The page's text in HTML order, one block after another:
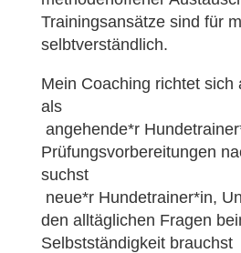
Trainingsansätze sind für
selbtverständlich.
Mein Coaching richtet sich
als
angehende*r
Prüfungsvorbereitungen
suchst
neue*r Hundetrainer*in,
den alltäglichen Fragen
Selbstständigkeit brauchst